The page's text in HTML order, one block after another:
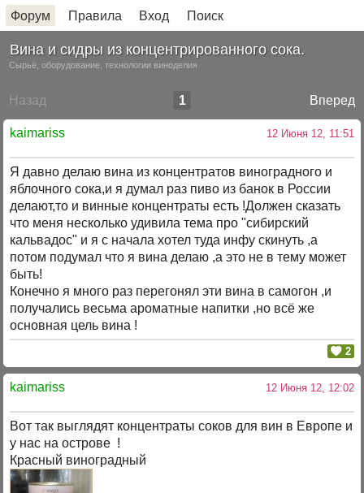
Форум Правила Вход Поиск
Вина и сидры из концентрированного сока.
Сырьё, оборудование, технологии виноделия
Назад Вперед
1
kaimariss 12 Июня 12, 11:51
Я давно делаю вина из концентратов виноградного и
яблочного сока,и я думал раз пиво из банок в России
делают,то и винные концентраты есть !Должен сказать
что меня несколько удивила тема про "сибирский
кальвадос" и я с начала хотел туда инфу скинуть ,а
потом подумал что я вина делаю ,а это не в тему может
быть!
Конечно я много раз перегонял эти вина в самогон ,и
получались весьма ароматные напитки ,но всё же
основная цель вина !
2
kaimariss 12 Июня 12, 12:02
Вот так выглядят концентраты соков для вин в Европе и
у нас на острове !
Красный виноградный